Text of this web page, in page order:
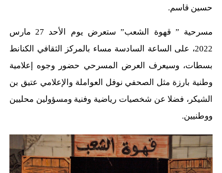
حسين قاسم.
مسرحية ” قهوة الشعب” ستعرض يوم الأحد 27 مارس
2022، على الساعة السادسة مساء بالمركز الثقافي
الكنانط
بسطات، وسيعرف العرض المسرحي حضور وجوه إعلامية
وطنية بارزة مثل الصحفي نوفل العواملة والإعلامي عتيق بن
الشيكر ، فضلا عن شخصيات رياضية وفنية ومسؤولين محليين
ووطنيين.